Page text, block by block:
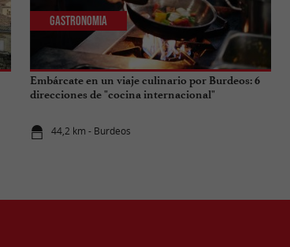
Embárcate en un viaje culinario por Burdeos: 6
direcciones de "cocina internacional"
44,2 km - Burdeos
Gastronomia